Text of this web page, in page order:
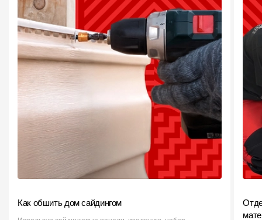
Как обшить дом сайдингом